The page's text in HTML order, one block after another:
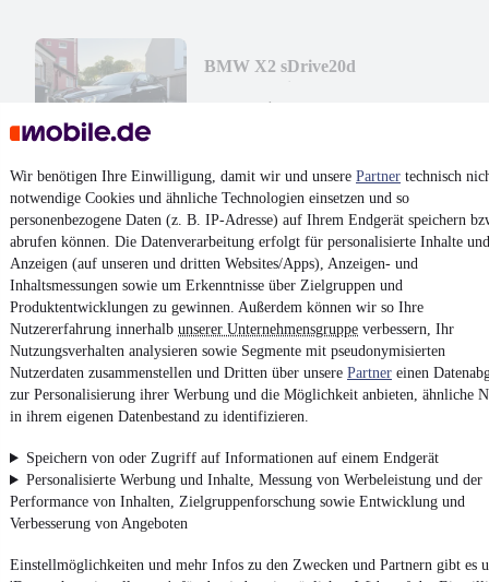
Wir benötigen Ihre Einwilligung, damit wir und unsere Partner technisch
notwendige Cookies und ähnliche Technologien einsetzen und so
personenbezogene Daten (z. B. IP-Adresse) auf Ihrem Endgerät speichern
abrufen können. Die Datenverarbeitung erfolgt für personalisierte Inhalte und
Anzeigen (auf unseren und dritten Websites/Apps), Anzeigen- und
Inhaltsmessungen sowie um Erkenntnisse über Zielgruppen und
Produktentwicklungen zu gewinnen. Außerdem können wir so Ihre
Nutzererfahrung innerhalb unserer Unternehmensgruppe verbessern, Ihr
Nutzungsverhalten analysieren sowie Segmente mit pseudonymisierten
Nutzerdaten zusammenstellen und Dritten über unsere Partner einen
zur Personalisierung ihrer Werbung und die Möglichkeit anbieten, ähnliche
in ihrem eigenen Datenbestand zu identifizieren.
Speichern von oder Zugriff auf Informationen auf einem Endgerät
Personalisierte Werbung und Inhalte, Messung von Werbeleistung und der
Performance von Inhalten, Zielgruppenforschung sowie Entwicklung und
Verbesserung von Angeboten
Einstellmöglichkeiten und mehr Infos zu den Zwecken und Partnern gibt es
BMW X2 sDrive20d
¹
Unfallfrei• EZ 11/2024 • 50.000 km • 120 kW (163 PS) • Diesel
Kontakt
¹MwSt. ausweisbar
4.6 Sterne
Nutze mobile.de schnell und einfach
Impressum
AGB
Vertrag widerrufen